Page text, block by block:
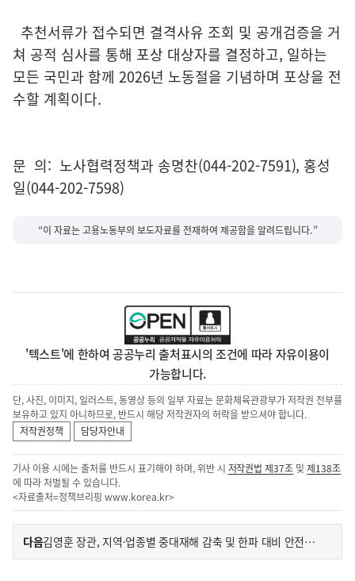
추천서류가 접수되면 결격사유 조회 및 공개검증을 거
쳐 공적 심사를 통해 포상 대상자를 결정하고, 일하는
모든 국민과 함께 2026년 노동절을 기념하며 포상을 전
수할 계획이다.
문 의: 노사협력정책과 송명찬(044-202-7591), 홍성
일(044-202-7598)
“이 자료는 고용노동부의 보도자료를 전재하여 제공함을 알려드립니다.”
'텍스트'에 한하여 공공누리 출처표시의 조건에 따라 자유이용이
가능합니다.
단, 사진, 이미지, 일러스트, 동영상 등의 일부 자료는 문화체육관광부가 저작권 전부를
보유하고 있지 아니하므로, 반드시 해당 저작권자의 허락을 받으셔야 합니다.
저작권정책
담당자안내
기사 이용 시에는 출처를 반드시 표기해야 하며, 위반 시 저작권법 제37조 및제138조
에 따라 처벌될 수 있습니다.
<자료출처=정책브리핑 www.korea.kr>
이
전
다음기
김영훈 장관, 지역·업종별 중대재해 감축 및 한파 대비 안전관리 방안 추진